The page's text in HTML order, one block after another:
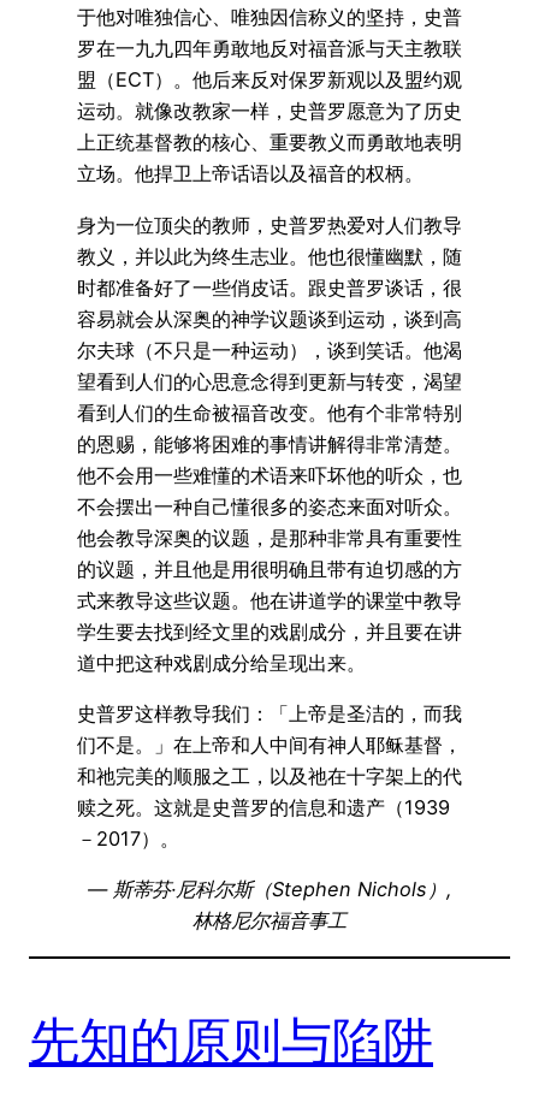
于他对唯独信心、唯独因信称义的坚持，史普
罗在一九九四年勇敢地反对福音派与天主教联
盟（ECT）。他后来反对保罗新观以及盟约观
运动。就像改教家一样，史普罗愿意为了历史
上正统基督教的核心、重要教义而勇敢地表明
立场。他捍卫上帝话语以及福音的权柄。
身为一位顶尖的教师，史普罗热爱对人们教导
教义，并以此为终生志业。他也很懂幽默，随
时都准备好了一些俏皮话。跟史普罗谈话，很
容易就会从深奥的神学议题谈到运动，谈到高
尔夫球（不只是一种运动），谈到笑话。他渴
望看到人们的心思意念得到更新与转变，渴望
看到人们的生命被福音改变。他有个非常特别
的恩赐，能够将困难的事情讲解得非常清楚。
他不会用一些难懂的术语来吓坏他的听众，也
不会摆出一种自己懂很多的姿态来面对听众。
他会教导深奥的议题，是那种非常具有重要性
的议题，并且他是用很明确且带有迫切感的方
式来教导这些议题。他在讲道学的课堂中教导
学生要去找到经文里的戏剧成分，并且要在讲
道中把这种戏剧成分给呈现出来。
史普罗这样教导我们：「上帝是圣洁的，而我
们不是。」在上帝和人中间有神人耶稣基督，
和祂完美的顺服之工，以及祂在十字架上的代
赎之死。这就是史普罗的信息和遗产（1939
－2017）。
— 斯蒂芬·尼科尔斯（Stephen Nichols）,
林格尼尔福音事工
先知的原则与陷阱